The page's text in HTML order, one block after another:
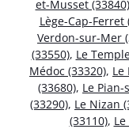
et-Musset (33840)
Lège-Cap-Ferret
Verdon-sur-Mer
(33550), Le
Médoc (33320), Le
(33680), Le
(33290), Le Nizan
(33110),